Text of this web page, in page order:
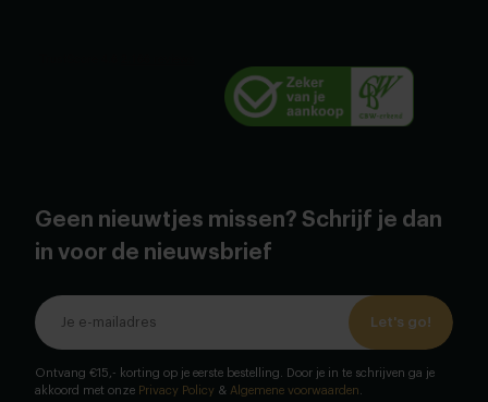
Geen nieuwtjes missen? Schrijf je dan
in voor de nieuwsbrief
Let's go!
Ontvang €15,- korting op je eerste bestelling. Door je in te schrijven ga je
akkoord met onze Privacy Policy & Algemene voorwaarden